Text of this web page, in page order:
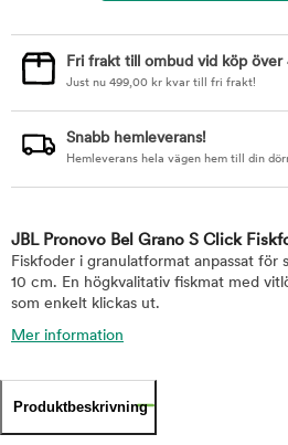
Fri frakt till ombud vid köp över
Just nu 499,00 kr kvar till fri frakt!
Snabb hemleverans!
Hemleverans hela vägen hem till din
JBL Pronovo Bel Grano S Click
Fiskfoder i granulatformat anpassat för
10 cm. En högkvalitativ fiskmat med
som enkelt klickas ut.
Mer information
Produktbeskrivning